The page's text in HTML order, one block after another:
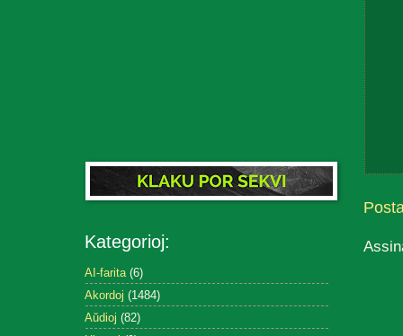
Kategorioj:
AI-farita (6)
Akordoj (1484)
Aŭdioj (82)